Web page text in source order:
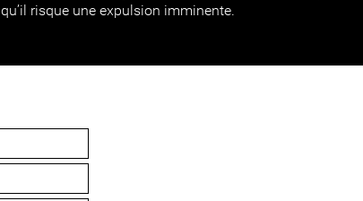
qu’il risque une expulsion imminente.